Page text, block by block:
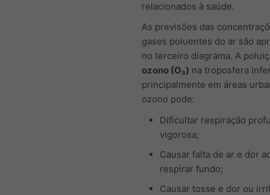
relacionados à saúde.
As previsões das
gases poluentes do ar são
no terceiro diagrama. A
ozono (O₃) na troposfera
principalmente em áreas
ozono pode:
Dificultar respiração
vigorosa;
Causar falta de ar e dor
respirar fundo;
Causar tosse e dor ou